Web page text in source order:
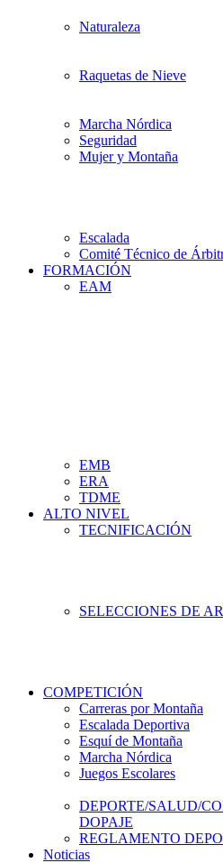
Naturaleza
Raquetas de Nieve
Marcha Nórdica
Seguridad
Mujer y Montaña
Escalada
Comité Técnico de
FORMACIÓN
EAM
EMB
ERA
TDME
ALTO NIVEL
TECNIFICACIÓN
SELECCIONES DE
COMPETICIÓN
Carreras por Montaña
Escalada Deportiva
Esquí de Montaña
Marcha Nórdica
Juegos Escolares
DEPORTE/SALUD/
DOPAJE
REGLAMENTO
Noticias